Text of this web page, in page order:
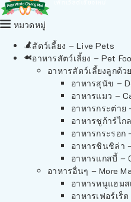
หมวดหมู่
สัตว์เลี้ยง – Live Pets
อาหารสัตว์เลี้ยง – Pet
อาหารสัตว์เลี้ยงลูกด้ว
อาหารสุนัข –
อาหารแมว –
อาหารกระต่าย
อาหารชูก้าร์ไก
อาหารกระรอก
อาหารชินชิล่า
อาหารแกสบี้ –
อาหารอื่นๆ – More
อาหารหนูแฮมส
อาหารเฟอร์เร็